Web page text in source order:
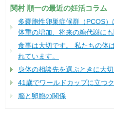
関村 順一の最近の妊活コラム
多嚢胞性卵巣症候群（PCOS
体重の増加、将来の糖代謝に
食事は大切です。 私たちの体
れています。
身体の相談先を選ぶときに大切
41歳でワールドカップに立つ
脳と卵胞の関係